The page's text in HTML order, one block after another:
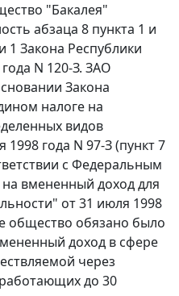
"Бакалея"
абзаца 8 пункта 1 и
1 Закона Республики
N 120-З. ЗАО
Закона
налоге на
видов
1998 года N 97-З (пункт 7
с Федеральным
вмененный доход для
от 31 июля 1998
общество обязано было
доход в сфере
через
до 30